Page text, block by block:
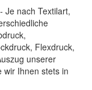
- Je nach Textilart,
Flexdruck,
unserer
wir Ihnen stets in